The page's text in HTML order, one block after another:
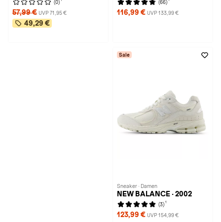
(0)
57,99 € UVP 71,95 €
49,29 €
(66)
116,99 € UVP 133,99 €
Sale
Sneaker · Damen
NEW BALANCE · 2002
(3) 1
123,99 € UVP 154,99 €